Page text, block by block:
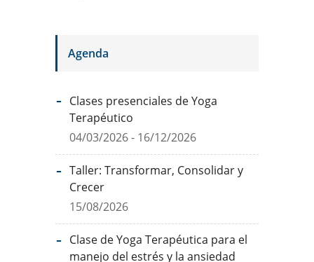
Agenda
Clases presenciales de Yoga
Terapéutico
04/03/2026 - 16/12/2026
Taller: Transformar, Consolidar y
Crecer
15/08/2026
Clase de Yoga Terapéutica para el
manejo del estrés y la ansiedad